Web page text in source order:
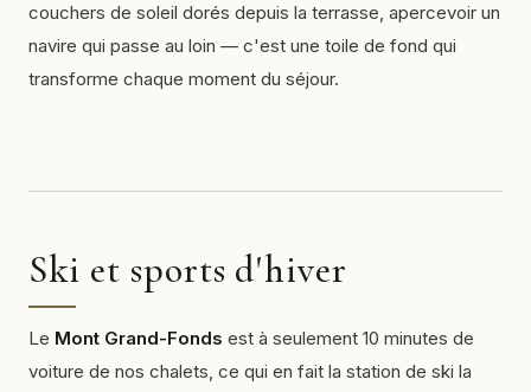
couchers de soleil dorés depuis la terrasse, apercevoir un
navire qui passe au loin — c'est une toile de fond qui
transforme chaque moment du séjour.
Ski et sports d'hiver
Le Mont Grand-Fonds est à seulement 10 minutes de
voiture de nos chalets, ce qui en fait la station de ski la